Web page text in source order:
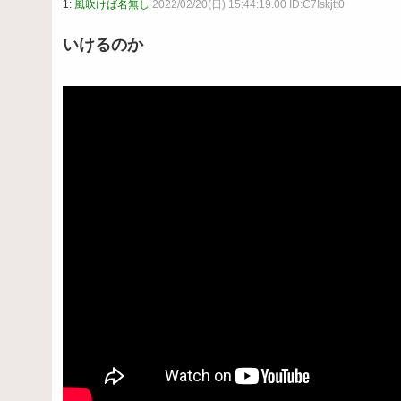
1: 風吹けば名無し 2022/02/20(日) 15:44:19.00 ID:C7Iskjtt0
いけるのか